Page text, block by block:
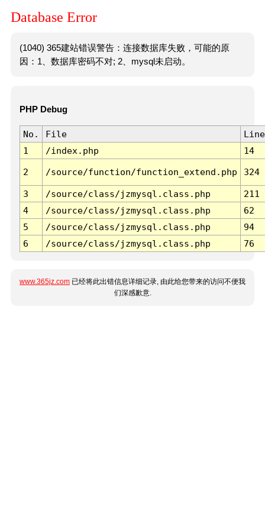
Database Error
(1040) 365建站错误警告：连接数据库失败，可能的原
因：1、数据库密码不对; 2、mysql未启动。
PHP Debug
No. File
Line
1
/index.php 14
2 /source/function/function_extend.php 324
3 /source/class/jzmysql.class.php
211
4
/source/class/jzmysql.class.php
62
5
/source/class/jzmysql.class.php
94
6
/source/class/jzmysql.class.php 76
www.365jz.com 已经将此出错信息详细记录, 由此给您带来的访问不便我
们深感歉意.